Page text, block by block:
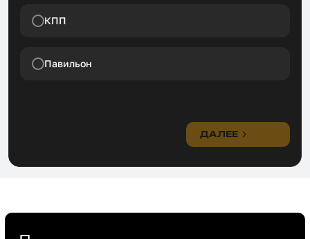
КПП
Павильон
ДАЛЕЕ